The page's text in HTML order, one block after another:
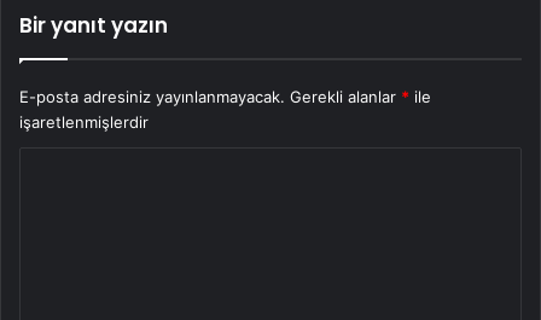
Bir yanıt yazın
E-posta adresiniz yayınlanmayacak. Gerekli alanlar * ile
işaretlenmişlerdir